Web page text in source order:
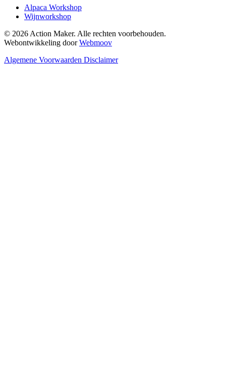
Alpaca Workshop
Wijnworkshop
© 2026 Action Maker. Alle rechten voorbehouden.
Webontwikkeling doorWebmoov
Algemene Voorwaarden Disclaimer